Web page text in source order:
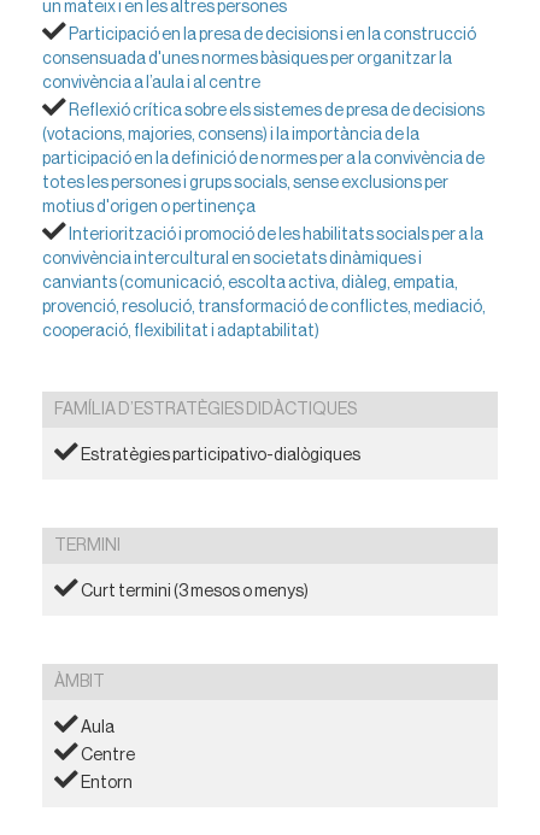
un mateix i en les altres persones
Participació en la presa de decisions i en la construcció
consensuada d'unes normes bàsiques per organitzar la
convivència a l’aula i al centre
Reflexió crítica sobre els sistemes de presa de decisions
(votacions, majories, consens) i la importància de la
participació en la definició de normes per a la convivència de
totes les persones i grups socials, sense exclusions per
motius d'origen o pertinença
Interiorització i promoció de les habilitats socials per a la
convivència intercultural en societats dinàmiques i
canviants (comunicació, escolta activa, diàleg, empatia,
provenció, resolució, transformació de conflictes, mediació,
cooperació, flexibilitat i adaptabilitat)
FAMÍLIA D’ESTRATÈGIES DIDÀCTIQUES
Estratègies participativo-dialògiques
TERMINI
Curt termini (3 mesos o menys)
ÀMBIT
Aula
Centre
Entorn